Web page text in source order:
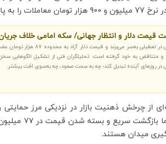
برد.
قیمت دلار و انتظار جهانی/ سکه امامی خلاف
اقتصادنیوز: در روزی که بازارهای جهانی در تعطیلی به‌سر
و متناقض به خود گرفته است. تحلیلگران فنی از تشکیل الگوهایی
روزهای آینده تبدیل کند؛ چه به سمت صعود، چه به‌سوی افت بیشتر.
از چرخش ذهنیت بازار در نزدیکی مرز حمایتی
میدان هستند.